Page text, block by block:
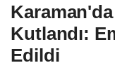
Kutlandı:
Edildi